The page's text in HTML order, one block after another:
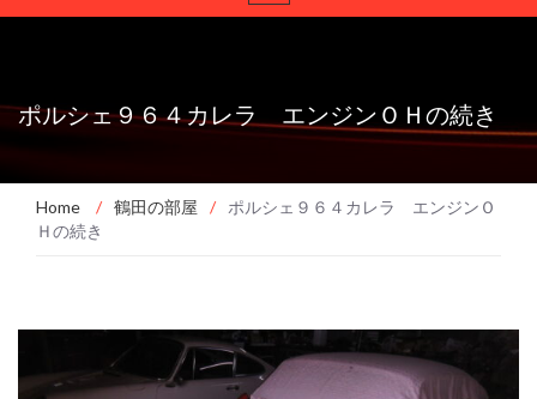
ポルシェ９６４カレラ エンジンＯＨの続き
Home / 鶴田の部屋 /
ポルシェ９６４カレラ エンジンＯ
Ｈの続き